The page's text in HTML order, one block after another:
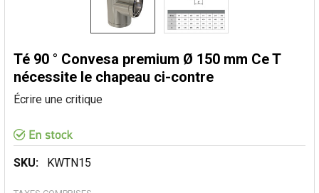
Té 90 ° Convesa premium Ø 150 mm Ce T
nécessite le chapeau ci-contre
Écrire une critique
SKU: KWTN15